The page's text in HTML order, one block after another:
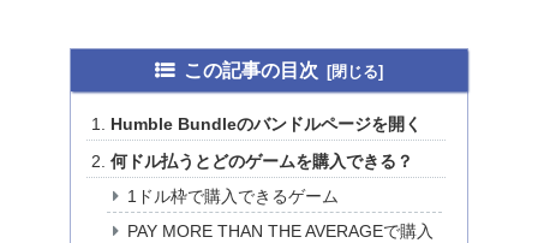
この記事の目次
Humble Bundleのバンドルページを開く
何ドル払うとどのゲームを購入できる？
1ドル枠で購入できるゲーム
PAY MORE THAN THE AVERAGEで購入